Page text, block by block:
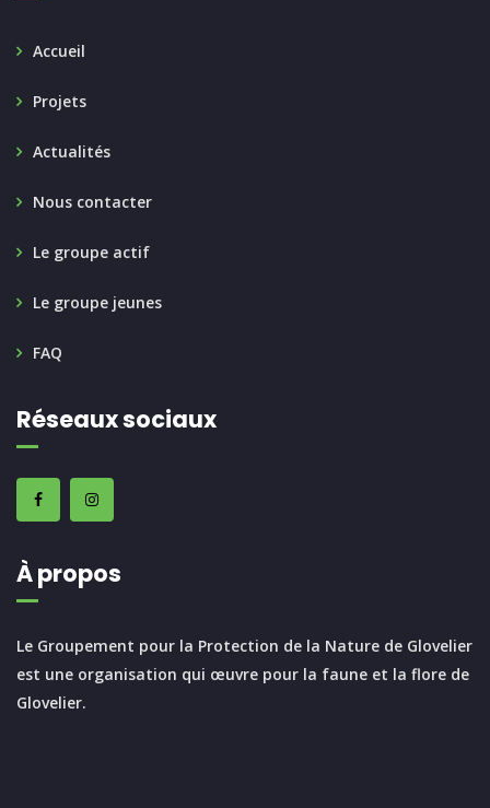
Accueil
Projets
Actualités
Nous contacter
Le groupe actif
Le groupe jeunes
FAQ
Réseaux sociaux
À propos
Le Groupement pour la Protection de la Nature de Glovelier
est une organisation qui œuvre pour la faune et la flore de
Glovelier.